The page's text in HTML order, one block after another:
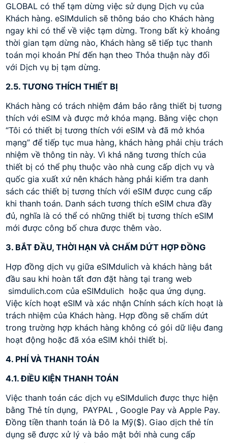
GLOBAL có thể tạm dừng việc sử dụng Dịch vụ của
Khách hàng. eSIMdulich sẽ thông báo cho Khách hàng
ngay khi có thể về việc tạm dừng. Trong bất kỳ khoảng
thời gian tạm dừng nào, Khách hàng sẽ tiếp tục thanh
toán mọi khoản Phí đến hạn theo Thỏa thuận này đối
với Dịch vụ bị tạm dừng.
2.5. TƯƠNG THÍCH THIẾT BỊ
Khách hàng có trách nhiệm đảm bảo rằng thiết bị tương
thích với eSIM và được mở khóa mạng. Bằng việc chọn
“Tôi có thiết bị tương thích với eSIM và đã mở khóa
mạng” để tiếp tục mua hàng, khách hàng phải chịu trách
nhiệm về thông tin này. Vì khả năng tương thích của
thiết bị có thể phụ thuộc vào nhà cung cấp dịch vụ và
quốc gia xuất xứ nên khách hàng phải kiểm tra danh
sách các thiết bị tương thích với eSIM được cung cấp
khi thanh toán. Danh sách tương thích eSIM chưa đầy
đủ, nghĩa là có thể có những thiết bị tương thích eSIM
mới được công bố chưa được thêm vào.
3. BẮT ĐẦU, THỜI HẠN VÀ CHẤM DỨT HỢP ĐỒNG
Hợp đồng dịch vụ giữa eSIMdulich và khách hàng bắt
đầu sau khi hoàn tất đơn đặt hàng tại trang web
simdulich.com của eSIMdulich hoặc qua ứng dụng.
Việc kích hoạt eSIM và xác nhận Chính sách kích hoạt là
trách nhiệm của Khách hàng. Hợp đồng sẽ chấm dứt
trong trường hợp khách hàng không có gói dữ liệu đang
hoạt động hoặc đã xóa eSIM khỏi thiết bị.
4. PHÍ VÀ THANH TOÁN
4.1. ĐIỀU KIỆN THANH TOÁN
Việc thanh toán các dịch vụ eSIMdulich được thực hiện
bằng Thẻ tín dụng, PAYPAL , Google Pay và Apple Pay.
Đồng tiền thanh toán là Đô la Mỹ($). Giao dịch thẻ tín
dụng sẽ được xử lý và bảo mật bởi nhà cung cấp